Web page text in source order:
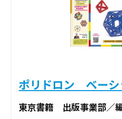
ポリドロン ベーシ
東京書籍 出版事業部／